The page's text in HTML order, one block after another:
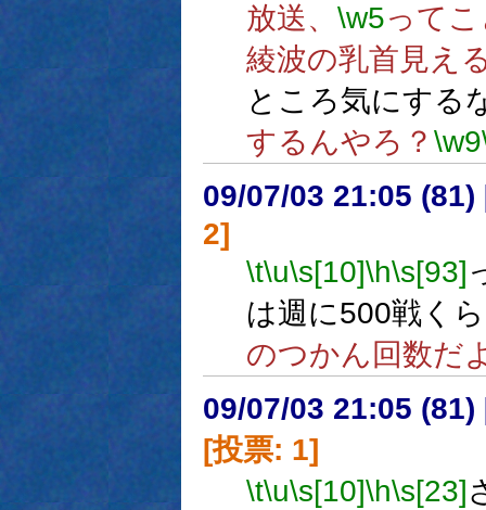
放送、 \w5って
綾波の乳首見え
ところ気にする
するんやろ？ \w9
09/07/03 21:05 (81)
2]
\t\u\s[10]\h\s[93]
は週に500戦く
のつかん回数だ
09/07/03 21:05 (81)
[投票: 1]
\t\u\s[10]\h\s[23]